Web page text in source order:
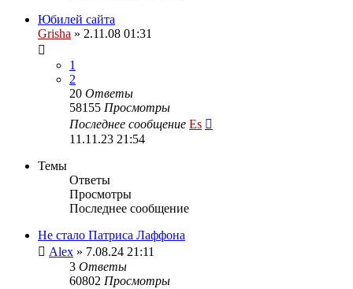
Юбилей сайта
Grisha » 2.11.08 01:31
1
2
20 Ответы
58155 Просмотры
Последнее сообщение Es
11.11.23 21:54
Темы
Ответы
Просмотры
Последнее сообщение
Не стало Патриса Лаффона
Alex » 7.08.24 21:11
3 Ответы
60802 Просмотры